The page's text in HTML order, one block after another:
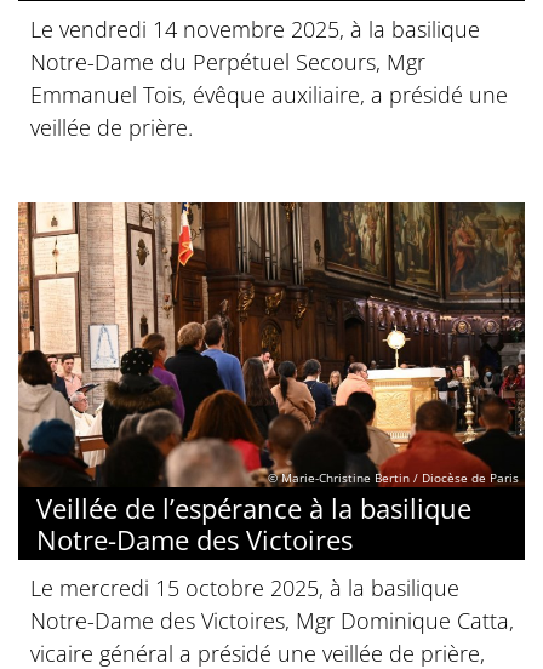
Le vendredi 14 novembre 2025, à la basilique
Notre-Dame du Perpétuel Secours, Mgr
Emmanuel Tois, évêque auxiliaire, a présidé une
veillée de prière.
© Marie-Christine Bertin / Diocèse de Paris
Veillée de l’espérance à la basilique
Notre-Dame des Victoires
Le mercredi 15 octobre 2025, à la basilique
Notre-Dame des Victoires, Mgr Dominique Catta,
vicaire général a présidé une veillée de prière,